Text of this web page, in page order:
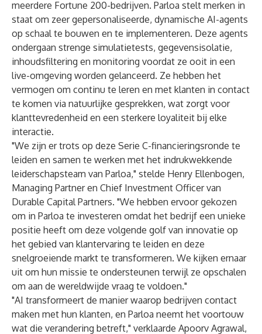
meerdere Fortune 200-bedrijven. Parloa stelt merken in
staat om zeer gepersonaliseerde, dynamische AI-agents
op schaal te bouwen en te implementeren. Deze agents
ondergaan strenge simulatietests, gegevensisolatie,
inhoudsfiltering en monitoring voordat ze ooit in een
live-omgeving worden gelanceerd. Ze hebben het
vermogen om continu te leren en met klanten in contact
te komen via natuurlijke gesprekken, wat zorgt voor
klanttevredenheid en een sterkere loyaliteit bij elke
interactie.
"We zijn er trots op deze Serie C-financieringsronde te
leiden en samen te werken met het indrukwekkende
leiderschapsteam van Parloa," stelde Henry Ellenbogen,
Managing Partner en Chief Investment Officer van
Durable Capital Partners. "We hebben ervoor gekozen
om in Parloa te investeren omdat het bedrijf een unieke
positie heeft om deze volgende golf van innovatie op
het gebied van klantervaring te leiden en deze
snelgroeiende markt te transformeren. We kijken ernaar
uit om hun missie te ondersteunen terwijl ze opschalen
om aan de wereldwijde vraag te voldoen."
"AI transformeert de manier waarop bedrijven contact
maken met hun klanten, en Parloa neemt het voortouw
wat die verandering betreft," verklaarde Apoorv Agrawal,